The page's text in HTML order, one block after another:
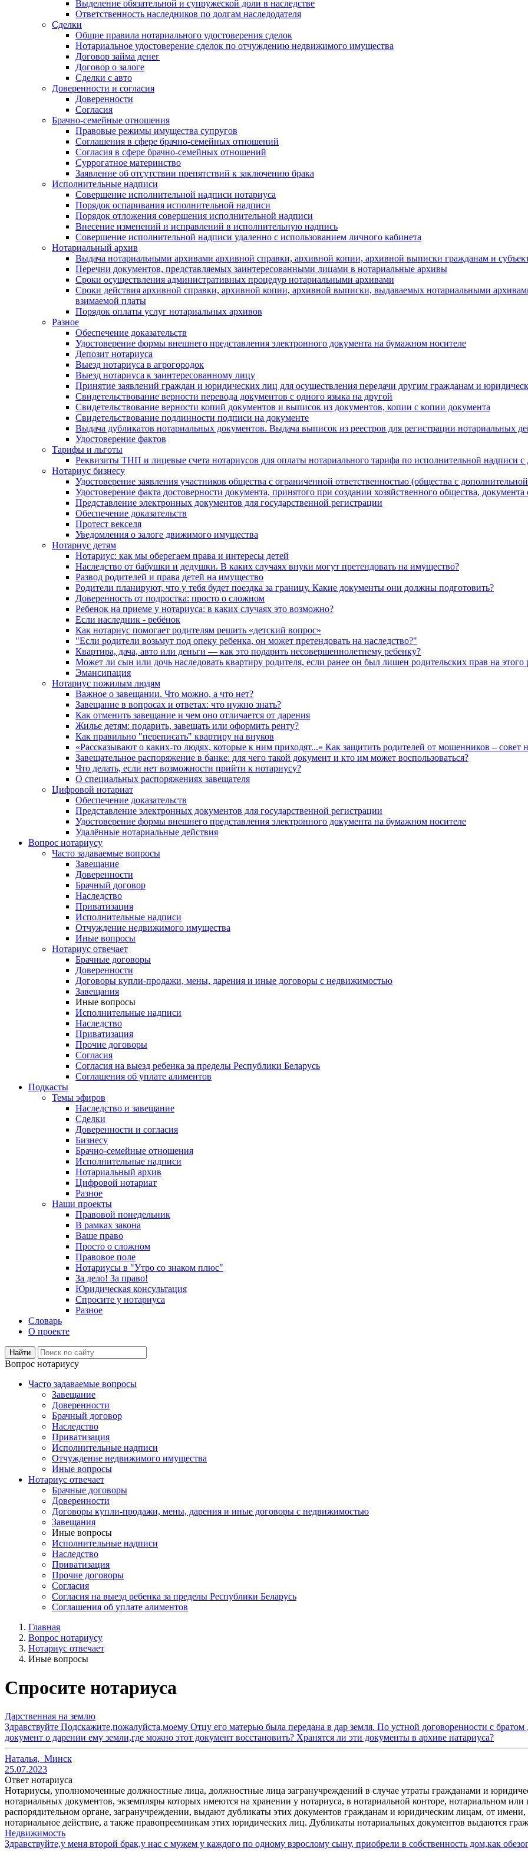
Выделение обязательной и супружеской доли в наследстве
Ответственность наследников по долгам наследодателя
Сделки
Общие правила нотариального удостоверения сделок
Нотариальное удостоверение сделок по отчуждению недвижимого имущества
Договор займа денег
Договор о залоге
Сделки с авто
Доверенности и согласия
Доверенности
Согласия
Брачно-семейные отношения
Правовые режимы имущества супругов
Соглашения в сфере брачно-семейных отношений
Согласия в сфере брачно-семейных отношений
Суррогатное материнство
Заявление об отсутствии препятствий к заключению брака
Исполнительные надписи
Совершение исполнительной надписи нотариуса
Порядок оспаривания исполнительной надписи
Порядок отложения совершения исполнительной надписи
Внесение изменений и исправлений в исполнительную надпись
Совершение исполнительной надписи удаленно с использованием личного кабинета
Нотариальный архив
Выдача нотариальными архивами архивной справки, архивной копии, архивной выписки гражданам и
Перечни документов, представляемых заинтересованными лицами в нотариальные архивы
Сроки осуществления административных процедур нотариальными архивами
Сроки действия архивной справки, архивной копии, архивной выписки, выдаваемых нотариальными
взимаемой платы
Порядок оплаты услуг нотариальных архивов
Разное
Обеспечение доказательств
Удостоверение формы внешнего представления электронного документа на бумажном носителе
Депозит нотариуса
Выезд нотариуса в агрогородок
Выезд нотариуса к заинтересованному лицу
Принятие заявлений граждан и юридических лиц для осуществления передачи другим гражданам и
Свидетельствование верности перевода документов с одного языка на другой
Свидетельствование верности копий документов и выписок из документов, копии с копии документа
Свидетельствование подлинности подписи на документе
Выдача дубликатов нотариальных документов. Выдача выписок из реестров для регистрации нотариальных
Удостоверение фактов
Тарифы и льготы
Реквизиты ТНП и лицевые счета нотариусов для оплаты нотариального тарифа по исполнительной надписи с
Нотариус бизнесу
Удостоверение заявления участников общества с ограниченной ответственностью (общества с
Удостоверение факта достоверности документа, принятого при создании хозяйственного общества,
Представление электронных документов для государственной регистрации
Обеспечение доказательств
Протест векселя
Уведомления о залоге движимого имущества
Нотариус детям
Нотариус: как мы оберегаем права и интересы детей
Наследство от бабушки и дедушки. В каких случаях внуки могут претендовать на имущество?
Развод родителей и права детей на имущество
Родители планируют, что у тебя будет поездка за границу. Какие документы они должны подготовить?
Доверенность от подростка: просто о сложном
Ребенок на приеме у нотариуса: в каких случаях это возможно?
Если наследник - ребёнок
Как нотариус помогает родителям решить «детский вопрос»
"Если родители возьмут под опеку ребенка, он может претендовать на наследство?"
Квартира, дача, авто или деньги — как это подарить несовершеннолетнему ребенку?
Может ли сын или дочь наследовать квартиру родителя, если ранее он был лишен родительских прав на этого
Эмансипация
Нотариус пожилым людям
Важное о завещании. Что можно, а что нет?
Завещание в вопросах и ответах: что нужно знать?
Как отменить завещание и чем оно отличается от дарения
Жилье детям: подарить, завещать или оформить ренту?
Как правильно "переписать" квартиру на внуков
«Рассказывают о каких-то людях, которые к ним приходят...» Как защитить родителей от мошенников – совет
Завещательное распоряжение в банке: для чего такой документ и кто им может воспользоваться?
Что делать, если нет возможности прийти к нотариусу?
О специальных распоряжениях завещателя
Цифровой нотариат
Обеспечение доказательств
Представление электронных документов для государственной регистрации
Удостоверение формы внешнего представления электронного документа на бумажном носителе
Удалённые нотариальные действия
Вопрос нотариусу
Часто задаваемые вопросы
Завещание
Доверенности
Брачный договор
Наследство
Приватизация
Исполнительные надписи
Отчуждение недвижимого имущества
Иные вопросы
Нотариус отвечает
Брачные договоры
Доверенности
Договоры купли-продажи, мены, дарения и иные договоры с недвижимостью
Завещания
Иные вопросы
Исполнительные надписи
Наследство
Приватизация
Прочие договоры
Согласия
Согласия на выезд ребенка за пределы Республики Беларусь
Соглашения об уплате алиментов
Подкасты
Темы эфиров
Наследство и завещание
Сделки
Доверенности и согласия
Бизнесу
Брачно-семейные отношения
Исполнительные надписи
Нотариальный архив
Цифровой нотариат
Разное
Наши проекты
Правовой понедельник
В рамках закона
Ваше право
Просто о сложном
Правовое поле
Нотариусы в "Утро со знаком плюс"
За дело! За право!
Юридическая консультация
Спросите у нотариуса
Разное
Словарь
О проекте
Вопрос нотариусу
Часто задаваемые вопросы
Завещание
Доверенности
Брачный договор
Наследство
Приватизация
Исполнительные надписи
Отчуждение недвижимого имущества
Иные вопросы
Нотариус отвечает
Брачные договоры
Доверенности
Договоры купли-продажи, мены, дарения и иные договоры с недвижимостью
Завещания
Иные вопросы
Исполнительные надписи
Наследство
Приватизация
Прочие договоры
Согласия
Согласия на выезд ребенка за пределы Республики Беларусь
Соглашения об уплате алиментов
Главная
Вопрос нотариусу
Нотариус отвечает
Иные вопросы
Спросите нотариуса
Дарственная на землю
Здравствуйте Подскажите,пожалуйста,моему Отцу его матерью была передана в дар земля. По устной договоренности с братом
документ о дарении ему земли,где можно этот документ восстановить? Хранятся ли эти документы в архиве натариуса?
Наталья, Минск
25.07.2023
Ответ нотариуса
Нотариусы, уполномоченные должностные лица, должностные лица загранучреждений в случае утраты гражданами и
нотариальных документов, экземпляры которых имеются на хранении у нотариуса, в нотариальной конторе, нотариальном
распорядительном органе, загранучреждении, выдают дубликаты этих документов гражданам и юридическим лицам, от
нотариальное действие, а также правопреемникам этих юридических лиц. Дубликаты нотариальных документов выдаются
Недвижимость
Здравствуйте,у меня второй брак,у нас с мужем у каждого по одному взрослому сыну, приобрели в собственность дом,как